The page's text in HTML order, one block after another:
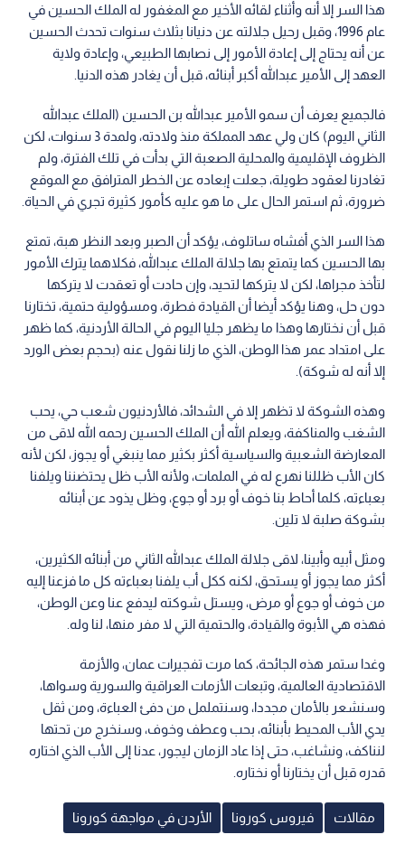
هذا السر إلا أنه وأثناء لقائه الأخير مع المغفور له الملك الحسين في
عام 1996، وقبل رحيل جلالته عن دنيانا بثلاث سنوات تحدث الحسين
عن أنه يحتاج إلى إعادة الأمور إلى نصابها الطبيعي، وإعادة ولاية
العهد إلى الأمير عبدالله أكبر أبنائه، قبل أن يغادر هذه الدنيا.
فالجميع يعرف أن سمو الأمير عبدالله بن الحسين (الملك عبدالله
الثاني اليوم) كان ولي عهد المملكة منذ ولادته، ولمدة 3 سنوات، لكن
الظروف الإقليمية والمحلية الصعبة التي بدأت في تلك الفترة، ولم
تغادرنا لعقود طويلة، جعلت إبعاده عن الخطر المترافق مع الموقع
ضرورة، ثم استمر الحال على ما هو عليه كأمور كثيرة تجري في الحياة.
هذا السر الذي أفشاه ساتلوف، يؤكد أن الصبر وبعد النظر هبة، تمتع
بها الحسين كما يتمتع بها جلالة الملك عبدالله، فكلاهما يترك الأمور
لتأخذ مجراها، لكن لا يتركها لتحيد، وإن حادت أو تعقدت لا يتركها
دون حل، وهنا يؤكد أيضا أن القيادة فطرة، ومسؤولية حتمية، تختارنا
قبل أن نختارها وهذا ما يظهر جليا اليوم في الحالة الأردنية، كما ظهر
على امتداد عمر هذا الوطن، الذي ما زلنا نقول عنه (بحجم بعض الورد
إلا أنه له شوكة).
وهذه الشوكة لا تظهر إلا في الشدائد، فالأردنيون شعب حي، يحب
الشغب والمناكفة، ويعلم الله أن الملك الحسين رحمه الله لاقى من
المعارضة الشعبية والسياسية أكثر بكثير مما ينبغي أو يجوز، لكن لأنه
كان الأب ظللنا نهرع له في الملمات، ولأنه الأب ظل يحتضننا ويلفنا
بعباءته، كلما أحاط بنا خوف أو برد أو جوع، وظل يذود عن أبنائه
بشوكة صلبة لا تلين.
ومثل أبيه وأبينا، لاقى جلالة الملك عبدالله الثاني من أبنائه الكثيرين،
أكثر مما يجوز أو يستحق، لكنه ككل أب يلفنا بعباءته كل ما فزعنا إليه
من خوف أو جوع أو مرض، ويستل شوكته ليدفع عنا وعن الوطن،
فهذه هي الأبوة والقيادة، والحتمية التي لا مفر منها، لنا وله.
وغدا ستمر هذه الجائحة، كما مرت تفجيرات عمان، والأزمة
الاقتصادية العالمية، وتبعات الأزمات العراقية والسورية وسواها،
وسنشعر بالأمان مجددا، وسنتململ من دفئ العباءة، ومن ثقل
يدي الأب المحيط بأبنائه، بحب وعطف وخوف، وسنخرج من تحتها
لنناكف، ونشاغب، حتى إذا عاد الزمان ليجور، عدنا إلى الأب الذي اختاره
قدره قبل أن يختارنا أو نختاره.
مقالات فيروس كورونا الأردن في مواجهة كورونا